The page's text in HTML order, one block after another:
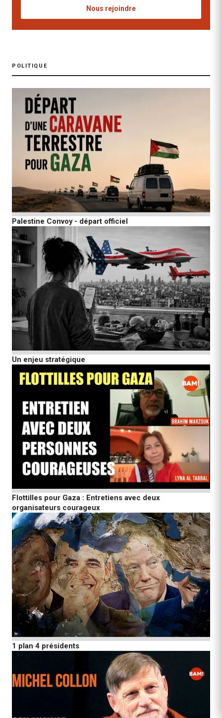
Nous rejoindre
POLITIQUE
Palestine Convoy - départ officiel
Un enjeu stratégique
Flottilles pour Gaza : Entretiens avec deux
organisateurs courageux
1 plan 4 présidents